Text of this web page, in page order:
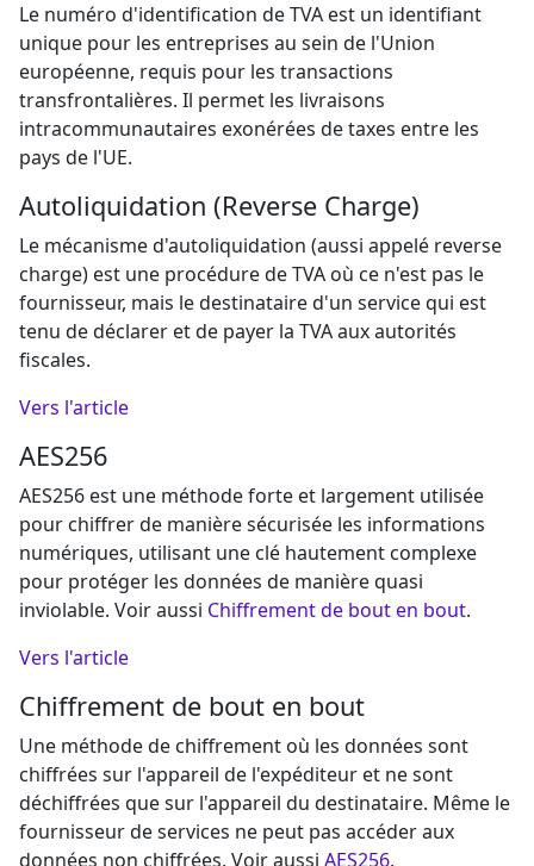
Le numéro d'identification de TVA est un identifiant
unique pour les entreprises au sein de l'Union
européenne, requis pour les transactions
transfrontalières. Il permet les livraisons
intracommunautaires exonérées de taxes entre les
pays de l'UE.
Autoliquidation (Reverse Charge)
Le mécanisme d'autoliquidation (aussi appelé reverse
charge) est une procédure de TVA où ce n'est pas le
fournisseur, mais le destinataire d'un service qui est
tenu de déclarer et de payer la TVA aux autorités
fiscales.
Vers l'article
AES256
AES256 est une méthode forte et largement utilisée
pour chiffrer de manière sécurisée les informations
numériques, utilisant une clé hautement complexe
pour protéger les données de manière quasi
inviolable. Voir aussi Chiffrement de bout en bout.
Vers l'article
Chiffrement de bout en bout
Une méthode de chiffrement où les données sont
chiffrées sur l'appareil de l'expéditeur et ne sont
déchiffrées que sur l'appareil du destinataire. Même le
fournisseur de services ne peut pas accéder aux
données non chiffrées. Voir aussi AES256.